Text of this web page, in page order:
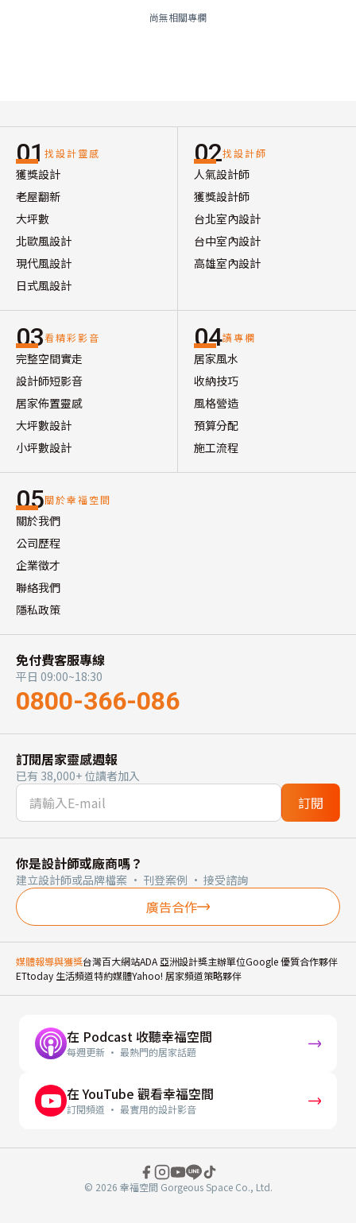
尚無相關專欄
01 找設計靈感
獲獎設計
老屋翻新
大坪數
北歐風設計
現代風設計
日式風設計
02找設計師
人氣設計師
獲獎設計師
台北室內設計
台中室內設計
高雄室內設計
03看精彩影音
完整空間實走
設計師短影音
居家佈置靈感
大坪數設計
小坪數設計
04讀專欄
居家風水
收納技巧
風格營造
預算分配
施工流程
05關於幸福空間
關於我們
公司歷程
企業徵才
聯絡我們
隱私政策
免付費客服專線
平日 09:00~18:30
0800-366-086
訂閱居家靈感週報
已有 38,000+ 位讀者加入
訂閱
你是設計師或廠商嗎？
建立設計師或品牌檔案 · 刊登案例 · 接受諮詢
廣告合作
媒體報導與獲獎台灣百大網站ADA 亞洲設計獎主辦單位Google 優質合作夥伴
ETtoday 生活頻道特約媒體Yahoo! 居家頻道策略夥伴
在 Podcast 收聽幸福空間
每週更新 · 最熱門的居家話題
在 YouTube 觀看幸福空間
訂閱頻道 · 最實用的設計影音
© 2026 幸福空間 Gorgeous Space Co., Ltd.